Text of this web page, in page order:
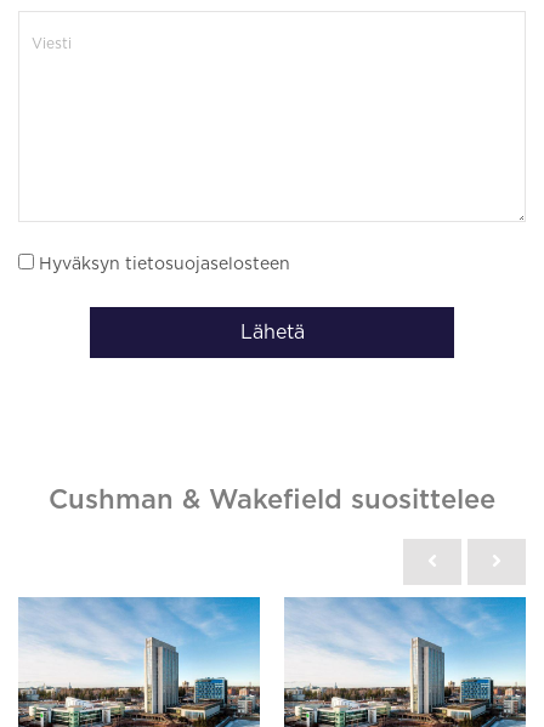
Hyväksyn tietosuojaselosteen
Lähetä
Cushman & Wakefield suosittelee